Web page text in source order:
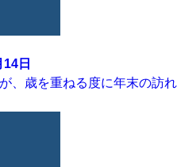
日
、歳を重ねる度に年末の訪れ